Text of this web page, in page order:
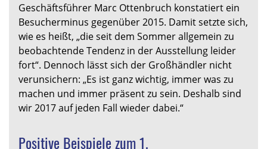
Geschäftsführer Marc Ottenbruch konstatiert ein
Besucherminus gegenüber 2015. Damit setzte sich,
wie es heißt, „die seit dem Sommer allgemein zu
beobachtende Tendenz in der Ausstellung leider
fort“. Dennoch lässt sich der Großhändler nicht
verunsichern: „Es ist ganz wichtig, immer was zu
machen und immer präsent zu sein. Deshalb sind
wir 2017 auf jeden Fall wieder dabei.“
Positive Beispiele zum 1.